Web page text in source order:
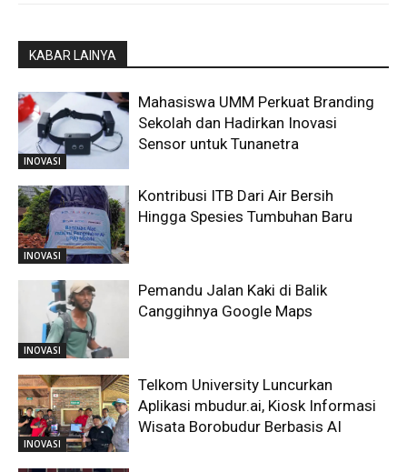
KABAR LAINYA
INOVASI
Mahasiswa UMM Perkuat Branding
Sekolah dan Hadirkan Inovasi
Sensor untuk Tunanetra
INOVASI
Kontribusi ITB Dari Air Bersih
Hingga Spesies Tumbuhan Baru
INOVASI
Pemandu Jalan Kaki di Balik
Canggihnya Google Maps
INOVASI
Telkom University Luncurkan
Aplikasi mbudur.ai, Kiosk Informasi
Wisata Borobudur Berbasis AI